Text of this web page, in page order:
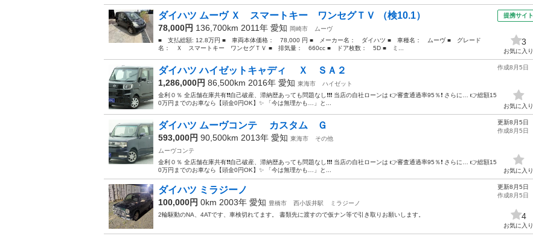
ダイハツ ムーヴ Ｘ スマートキー ワンセグＴＶ （検10.1）
78,000円 136,700km 2011年 愛知 岡崎市
ムーヴ
■ 支払総額: 12.8万円 ■ 車両本体価格： 78,000 円 ■ メーカー名： ダイハツ ■ 車種名： ムーヴ ■ グレード
名： Ｘ スマートキー ワンセグＴＶ ■ 排気量： 660cc ■ ドア枚数： 5D ■ ミ...
提携サイト
3
お気に入り
ダイハツ ハイゼットキャディ Ｘ ＳＡ２
1,286,000円 86,500km 2016年 愛知 東海市
ハイゼット
金利０％ 全店舗在庫共有❗️❗️自己破産、滞納歴あっても問題なし❗️❗️❗️ 当店の自社ローンは 👉審査通過率95％❗️ さらに… 👉総額15
0万円までのお車なら【頭金0円OK】✨ 「今は無理かも…」と...
作成8月5日
お気に入り
ダイハツ ムーヴコンテ カスタム Ｇ
593,000円 90,500km 2013年 愛知 東海市
その他
ムーヴコンテ
金利０％ 全店舗在庫共有❗️❗️自己破産、滞納歴あっても問題なし❗️❗️❗️ 当店の自社ローンは 👉審査通過率95％❗️ さらに… 👉総額15
0万円までのお車なら【頭金0円OK】✨ 「今は無理かも…」と...
更新8月5日
作成8月5日
お気に入り
ダイハツ ミラジーノ
100,000円 0km 2003年 愛知 豊橋市 西小坂井駅
ミラジーノ
2輪駆動のNA、4ATです、車検切れてます。 書類先に渡すので仮ナン等で引き取りお願いします。
更新8月5日
作成8月5日
4
お気に入り